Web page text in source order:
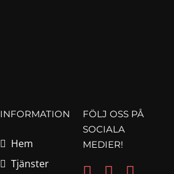
INFORMATION
Hem
Tjänster
FÖLJ OSS PÅ
SOCIALA
MEDIER!